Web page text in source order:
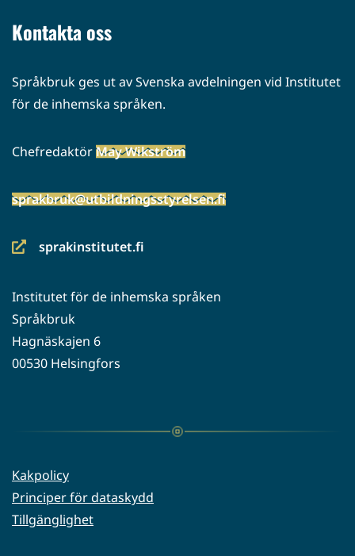
Kontakta oss
Språkbruk ges ut av Svenska avdelningen vid Institutet
för de inhemska språken.
ChefredaktörMay Wikström
sprakbruk@utbildningsstyrelsen.fi
sprakinstitutet.fi
(siirryt
palveluun)
Institutet för de inhemska språken
Språkbruk
Hagnäskajen 6
00530 Helsingfors
Kakpolicy
Principer för dataskydd
Tillgänglighet